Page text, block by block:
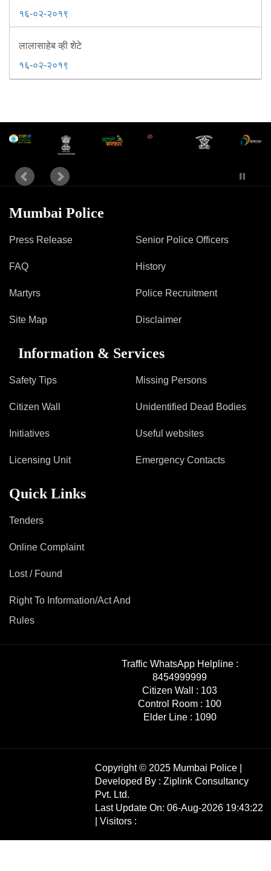
१६-०२-२०१९
लालासाहेब व्ही शेटे
१६-०२-२०१९
Mumbai Police
Press Release
FAQ
Martyrs
Site Map
Senior Police Officers
History
Police Recruitment
Disclaimer
Information & Services
Safety Tips
Citizen Wall
Initiatives
Licensing Unit
Missing Persons
Unidentified Dead Bodies
Useful websites
Emergency Contacts
Quick Links
Tenders
Online Complaint
Lost / Found
Right To Information/Act And
Rules
Traffic WhatsApp Helpline :
8454999999
Citizen Wall : 103
Control Room : 100
Elder Line : 1090
Copyright © 2025 Mumbai Police |
Developed By : Ziplink Consultancy
Pvt. Ltd.
Last Update On: 06-Aug-2026 19:43:22
| Visitors :